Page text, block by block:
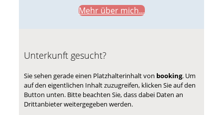
Mehr über mich...
Unterkunft gesucht?
Sie sehen gerade einen Platzhalterinhalt von booking. Um
auf den eigentlichen Inhalt zuzugreifen, klicken Sie auf den
Button unten. Bitte beachten Sie, dass dabei Daten an
Drittanbieter weitergegeben werden.